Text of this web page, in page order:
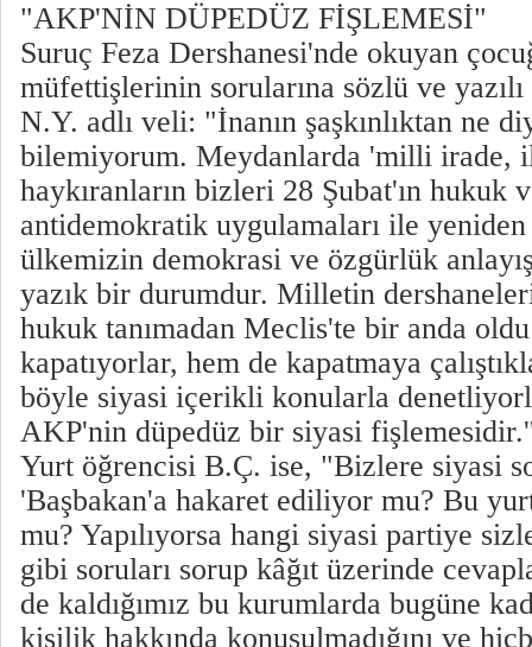
"AKP'NİN DÜPEDÜZ FİŞLEMESİ"
Suruç Feza Dershanesi'nde okuyan
müfettişlerinin sorularına sözlü ve
N.Y. adlı veli: "İnanın şaşkınlıktan ne
bilemiyorum. Meydanlarda 'milli irade,
haykıranların bizleri 28 Şubat'ın hukuk
antidemokratik uygulamaları ile
ülkemizin demokrasi ve özgürlük
yazık bir durumdur. Milletin
hukuk tanımadan Meclis'te bir anda
kapatıyorlar, hem de kapatmaya
böyle siyasi içerikli konularla
AKP'nin düpedüz bir siyasi
Yurt öğrencisi B.Ç. ise, "Bizlere siyasi
'Başbakan'a hakaret ediliyor mu? Bu
mu? Yapılıyorsa hangi siyasi partiye
gibi soruları sorup kâğıt üzerinde
de kaldığımız bu kurumlarda bugüne
kişilik hakkında konuşulmadığını ve